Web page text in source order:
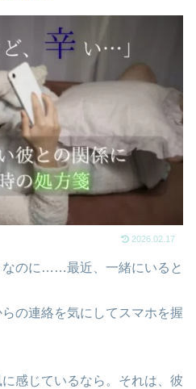
2026.02.17
なのに……最近、一緒にいると
らの連絡を気にしてスマホを握
感じているなら。それは、彼